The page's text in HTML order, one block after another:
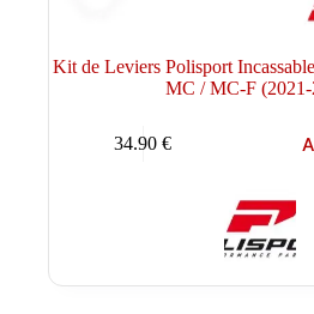
Kit de Leviers Polisport
MC / MC-F (2021-
34.90€